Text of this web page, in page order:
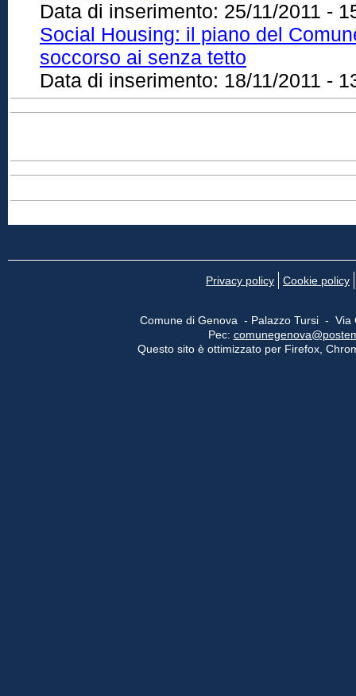
Data di inserimento: 25/11/2011 -
Social Housing: il piano del
soccorso ai senza tetto
Data di inserimento: 18/11/2011 -
Privacy policy Cookie policy
Comune di Genova - Palazzo Tursi -
Pec:
Questo sito è ottimizzato per Firefox,